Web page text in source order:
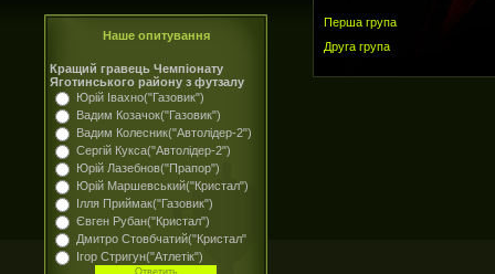
Наше опитування
Кращий гравець Чемпіонату
Яготинського району з футзалу
Юрій Івахно("Газовик")
Вадим Козачок("Газовик")
Вадим Колесник("Автолідер-2")
Сергій Кукса("Автолідер-2")
Юрій Лазебнов("Прапор")
Юрій Маршевський("Кристал")
Ілля Приймак("Газовик")
Євген Рубан("Кристал")
Дмитро Стовбчатий("Кристал"
Ігор Стригун("Атлетік")
Перша група
Друга група